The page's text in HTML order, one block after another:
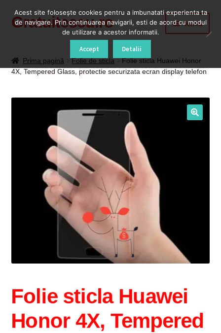
Sari
Sari
Gratuitescu.ro Meniu
Blog
Cod Deblocare Radio, Decodare Casetofon Auto
Contul meu
Intrebari si raspunsuri
Prima pagină Folie de sticla
Folie sticla Huawei Honor
4X, Tempered Glass, protectie securizata ecran display telefon
Folie sticla Huawei
Honor 4X, Tempered
Acest site foloseşte cookies pentru a imbunatati experienta ta
de navigare. Prin continuarea navigarii, esti de acord cu modul
de utilizare a acestor informatii.
Accept Detalii